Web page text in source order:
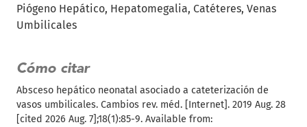
Piógeno Hepático Hepatomegalia Catéteres Venas
Umbilicales
Cómo citar
Absceso hepático neonatal asociado a cateterización de
vasos umbilicales. Cambios rev. méd. [Internet]. 2019 Aug. 28
[cited 2026 Aug. 7];18(1):85-9. Available from: